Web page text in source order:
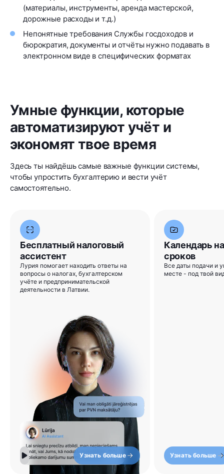
(материалы, инструменты, аренда мастерской,
дорожные расходы и т.д.)
Непонятные требования Службы госдоходов и
бюрократия, документы и отчёты нужно подавать в
электронном виде в специфических форматах
Умные функции, которые
автоматизируют учёт и
экономят твое время
Здесь ты найдёшь самые важные функции системы,
чтобы упростить бухгалтерию и вести учёт
самостоятельно.
Бесплатный налоговый
ассистент
Лурия помогает находить ответы на
вопросы о налогах, бухгалтерском
учёте и предпринимательской
деятельности в Латвии.
Узнать больше
Календарь
сроков
Все даты подачи и
месте - под твой
Узнать больше